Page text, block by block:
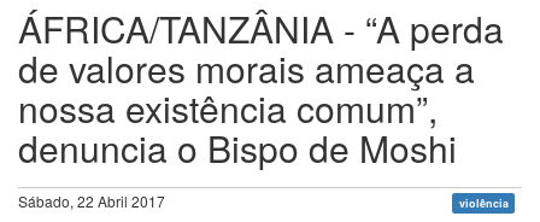
ÁFRICA/TANZÂNIA - “A perda
de valores morais ameaça a
nossa existência comum”,
denuncia o Bispo de Moshi
Sábado, 22 Abril 2017 violência